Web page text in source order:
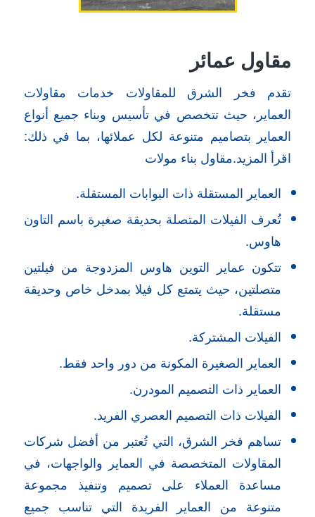
مقاول عمائر
تقدم فخر الشرق للمقاولات خدمات مقاولات
العماير، حيث تتخصص في تأسيس وبناء جميع أنواع
العماير بتصاميم متنوعة لكل عملائها، بما في ذلك:
اقرأ المزيد.مقاول بناء مولات
العماير المستقلة ذات البوابات المستقلة.
تُعرف الفيلات المتصلة بحديقة صغيرة باسم التاون
هاوس.
تتكون عماير التوين هاوس المزدوجة من فيلتين
متصلتين، حيث يتمتع كل فيلا بمدخل خاص وحديقة
مستقلة.
الفيلات المشتركة.
العماير الصغيرة المكونة من دور واحد فقط.
العماير ذات التصميم المودرن.
الفيلات ذات التصميم العصري الفريد.
تساهم فخر الشرق، التي تُعتبر من أفضل شركات
المقاولات المتخصصة في العماير والواجهات، في
مساعدة العملاء على تصميم وتنفيذ مجموعة
متنوعة من العماير الفريدة التي تناسب جميع